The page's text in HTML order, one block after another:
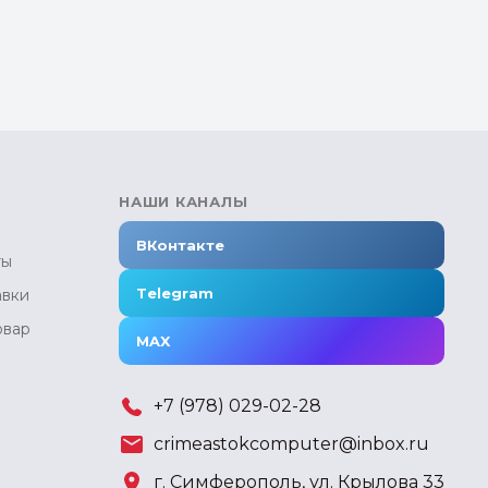
НАШИ КАНАЛЫ
ВКонтакте
Telegram
MAX
+7 (978) 029-02-28
crimeastokcomputer@inbox.ru
г. Симферополь, ул. Крылова 33